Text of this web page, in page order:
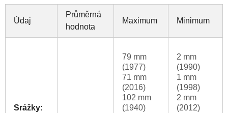
Údaj
Průměrná
hodnota
Maximum Minimum
Srážky:
79 mm
(1977)
71 mm
(2016)
102 mm
(1940)
2 mm
(1990)
1 mm
(1998)
2 mm
(2012)